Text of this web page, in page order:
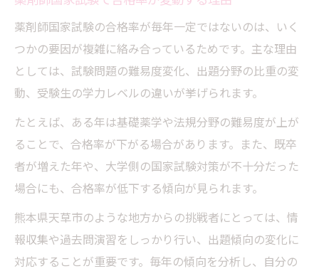
薬剤師国家試験の合格率が毎年一定ではないのは、いく
つかの要因が複雑に絡み合っているためです。主な理由
としては、試験問題の難易度変化、出題分野の比重の変
動、受験生の学力レベルの違いが挙げられます。
たとえば、ある年は基礎薬学や法規分野の難易度が上が
ることで、合格率が下がる場合があります。また、既卒
者が増えた年や、大学側の国家試験対策が不十分だった
場合にも、合格率が低下する傾向が見られます。
熊本県天草市のような地方からの挑戦者にとっては、情
報収集や過去問演習をしっかり行い、出題傾向の変化に
対応することが重要です。毎年の傾向を分析し、自分の